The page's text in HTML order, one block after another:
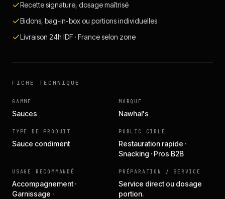
Recette signature, dosage maîtrisé
Bidons, bag-in-box ou portions individuelles
Livraison 24h IDF · France selon zone
FICHE TECHNIQUE
GAMME
Sauces
MARQUE
Nawhal's
TYPE DE PRODUIT
Sauce condiment
PUBLIC CIBLE
Restauration rapide ·
Snacking · Pros B2B
USAGE RECOMMANDÉ
Accompagnement ·
Garnissage ·
PRÉPARATION / SERVICE
Service direct ou dosage
portion.